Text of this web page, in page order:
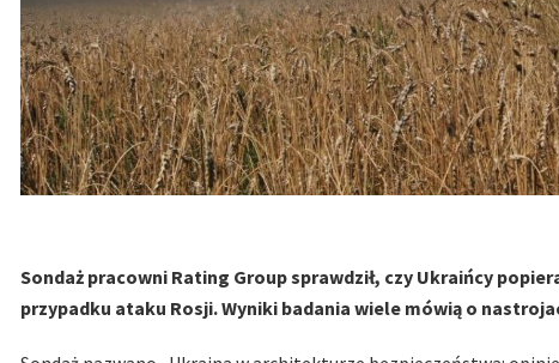
Sondaż pracowni Rating Group sprawdził, czy Ukraińcy
przypadku ataku Rosji. Wyniki badania wiele mówią o